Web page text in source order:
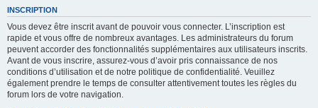
INSCRIPTION
Vous devez être inscrit avant de pouvoir vous connecter. L’inscription est
rapide et vous offre de nombreux avantages. Les administrateurs du forum
peuvent accorder des fonctionnalités supplémentaires aux utilisateurs inscrits.
Avant de vous inscrire, assurez-vous d’avoir pris connaissance de nos
conditions d’utilisation et de notre politique de confidentialité. Veuillez
également prendre le temps de consulter attentivement toutes les règles du
forum lors de votre navigation.